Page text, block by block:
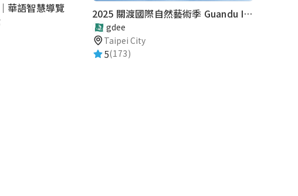
華語智慧導覽 2025 關渡國際自然藝術季 Guandu International Nature Art Festival
gdee
Taipei City
5(173)